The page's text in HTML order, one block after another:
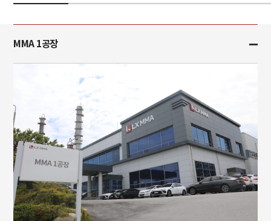
MMA 1공장